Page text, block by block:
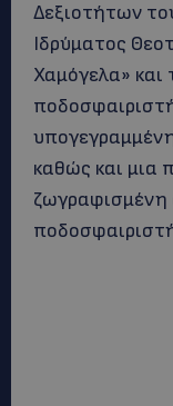
Δεξιοτήτων
Ιδρύματος
Χαμόγελα» και
καθώς και μια
ζωγραφισμένη